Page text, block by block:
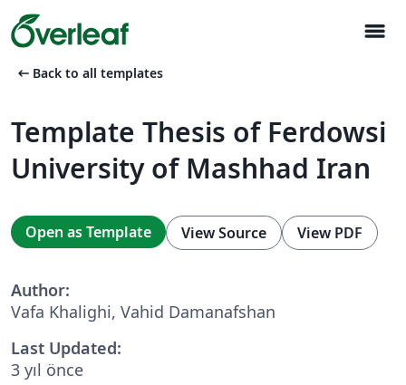
menu
arrow_left_alt Back to all templates
Template Thesis of Ferdowsi
University of Mashhad Iran
Open as Template View Source View PDF
Author:
Vafa Khalighi, Vahid Damanafshan
Last Updated:
3 yıl önce